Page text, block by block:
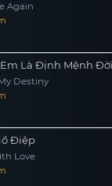
Again
Em Là Định Mệnh
Destiny
Điệp
Love